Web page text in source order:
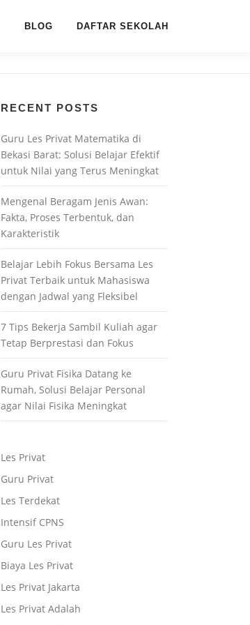
BLOG DAFTAR SEKOLAH
RECENT POSTS
Guru Les Privat Matematika di
Bekasi Barat: Solusi Belajar Efektif
untuk Nilai yang Terus Meningkat
Mengenal Beragam Jenis Awan:
Fakta, Proses Terbentuk, dan
Karakteristik
Belajar Lebih Fokus Bersama Les
Privat Terbaik untuk Mahasiswa
dengan Jadwal yang Fleksibel
7 Tips Bekerja Sambil Kuliah agar
Tetap Berprestasi dan Fokus
Guru Privat Fisika Datang ke
Rumah, Solusi Belajar Personal
agar Nilai Fisika Meningkat
Les Privat
Guru Privat
Les Terdekat
Intensif CPNS
Guru Les Privat
Biaya Les Privat
Les Privat Jakarta
Les Privat Adalah